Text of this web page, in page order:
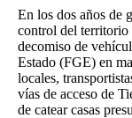
En los dos años de
control del territorio
decomiso de
Estado (FGE) en
locales,
vías de acceso de
de catear casas